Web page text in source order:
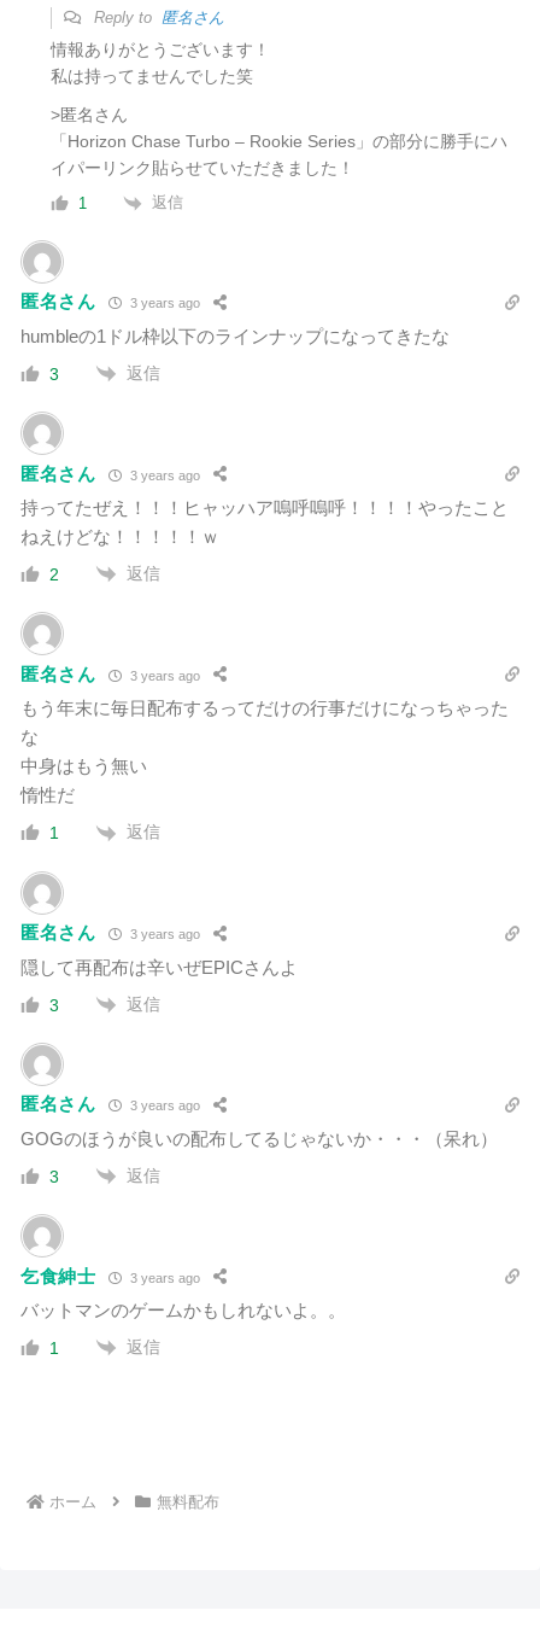
Reply to 匿名さん
情報ありがとうございます！
私は持ってませんでした笑
>匿名さん
「Horizon Chase Turbo – Rookie Series」の部分に勝手にハ
イパーリンク貼らせていただきました！
1 返信
匿名さん 3 years ago
humbleの1ドル枠以下のラインナップになってきたな
3 返信
匿名さん 3 years ago
持ってたぜえ！！！ヒャッハア嗚呼嗚呼！！！！やったこと
ねえけどな！！！！！ｗ
2 返信
匿名さん 3 years ago
もう年末に毎日配布するってだけの行事だけになっちゃった
な
中身はもう無い
惰性だ
1 返信
匿名さん 3 years ago
隠して再配布は辛いぜEPICさんよ
3 返信
匿名さん 3 years ago
GOGのほうが良いの配布してるじゃないか・・・（呆れ）
3 返信
乞食紳士 3 years ago
バットマンのゲームかもしれないよ。。
1 返信
ホーム 無料配布